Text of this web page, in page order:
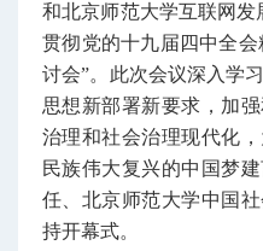
和北京师范大学互联网发
贯彻党的十九届四中全
讨会”。 此次会议深入学
思想新部署新要求，加
治理和社会治理现代化
民族伟大复兴的中国梦建
任、北京师范大学中国
持开幕式。